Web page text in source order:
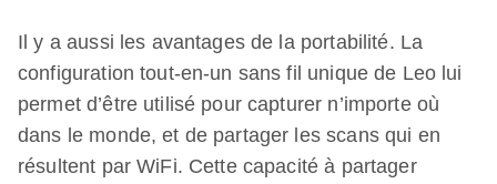
Il y a aussi les avantages de la portabilité. La
configuration tout-en-un sans fil unique de Leo lui
permet d’être utilisé pour capturer n’importe où
dans le monde, et de partager les scans qui en
résultent par WiFi. Cette capacité à partager